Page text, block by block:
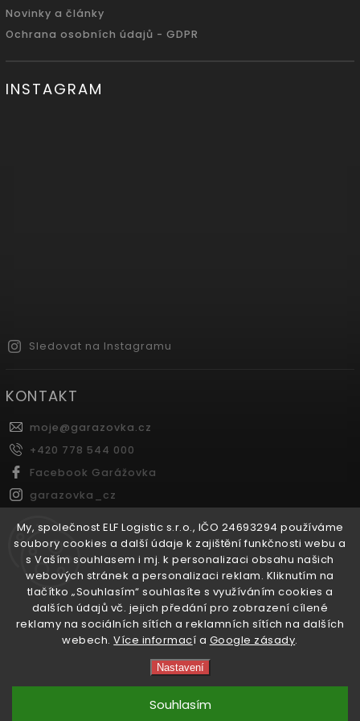
My, společnost ELF Logistic s.r.o., IČO 24693294 používáme
soubory cookies a další údaje k zajištění funkčnosti webu a
s Vaším souhlasem i mj. k personalizaci obsahu našich
webových stránek a personalizaci reklam. Kliknutím na
tlačítko „Souhlasím“ souhlasíte s využíváním cookies a
dalších údajů vč. jejich předání pro zobrazení cílené
reklamy na sociálních sítích a reklamních sítích na dalších
webech.Více informací a Google zásady.
Nastavení
Souhlasím
Novinky a články
Ochrana osobních údajů - GDPR
INSTAGRAM
Sledovat na Instagramu
KONTAKT
moje@garazovka.cz
+420 778 544 000
Facebook Garážovka
garazovka_cz
FACEBOOK
Copyright 2026Garážovka.cz. Všechna práva vyhrazena.
Shoptet| Design